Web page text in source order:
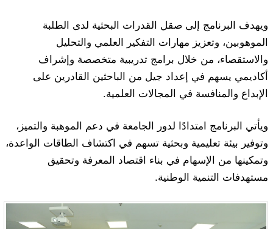
ويهدف البرنامج إلى صقل القدرات البحثية لدى الطلبة
الموهوبين، وتعزيز مهارات التفكير العلمي والتحليل
والاستقصاء، من خلال برامج تدريبية متخصصة وإشراف
أكاديمي يسهم في إعداد جيل من الباحثين القادرين على
الإبداع والمنافسة في المجالات العلمية.
ويأتي البرنامج امتدادًا لدور الجامعة في دعم الموهبة والتميز،
وتوفير بيئة تعليمية وبحثية تسهم في اكتشاف الطاقات الواعدة،
وتمكينها من الإسهام في بناء اقتصاد المعرفة وتحقيق
مستهدفات التنمية الوطنية.